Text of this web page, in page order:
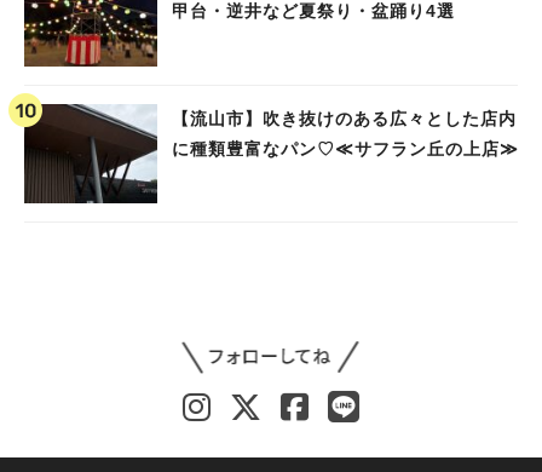
甲台・逆井など夏祭り・盆踊り4選
【流山市】吹き抜けのある広々とした店内
に種類豊富なパン♡≪サフラン丘の上店≫